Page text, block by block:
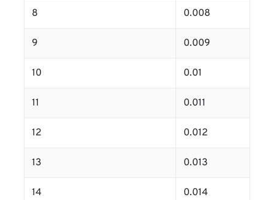
8 0.008
9 0.009
10 0.01
11 0.011
12 0.012
13 0.013
14 0.014